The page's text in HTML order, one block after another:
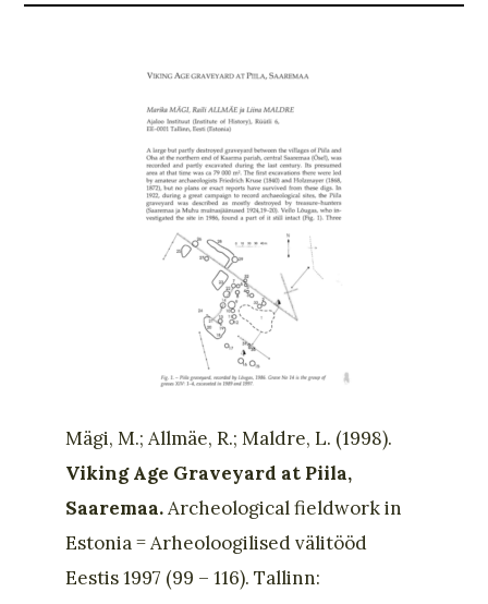
Mägi, M.; Allmäe, R.; Maldre, L. (1998).
Viking Age Graveyard at Piila,
Saaremaa.Archeological fieldwork in
Estonia = Arheoloogilised välitööd
Eestis 1997 (99 – 116). Tallinn: